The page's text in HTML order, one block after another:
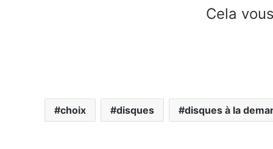
Cela
choix disques disques à la